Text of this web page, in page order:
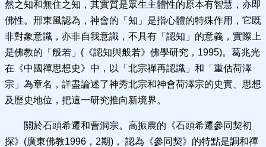
然之知和無住之知，其實質是眾生主體性的原本有智慧，亦即
佛性。邢東風認為，神會的「知」是指心體的特殊作用，它既
非對象意識，亦非自我意識，不具有「認知」的意義，實際上
是佛教的「般若」(《認知與般若》佛學研究，1995)。葛兆光
在《中國禪思想史》中，以「北宗禪再認識」和「重估荷澤
宗」為章名，詳盡論述了神秀北宗和神會荷澤宗的史實、思想
及歷史地位，把這一研究推向新境界。
關於石頭希遷和曹洞宗。高振農的《石頭希遷參同契初
探》(廣東佛教1996，2期)， 認為《參同契》的特點是調和禪